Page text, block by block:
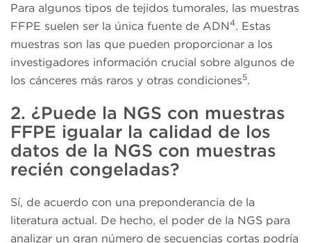
Para algunos tipos de tejidos tumorales, las muestras
FFPE suelen ser la única fuente de ADN4. Estas
muestras son las que pueden proporcionar a los
investigadores información crucial sobre algunos de
los cánceres más raros y otras condiciones5.
2. ¿Puede la NGS con muestras
FFPE igualar la calidad de los
datos de la NGS con muestras
recién congeladas?
Sí, de acuerdo con una preponderancia de la
literatura actual. De hecho, el poder de la NGS para
analizar un gran número de secuencias cortas podría